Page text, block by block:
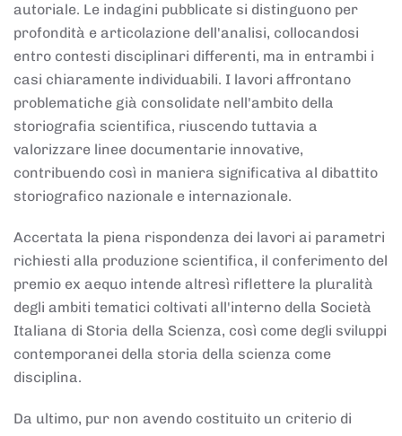
autoriale. Le indagini pubblicate si distinguono per
profondità e articolazione dell'analisi, collocandosi
entro contesti disciplinari differenti, ma in entrambi i
casi chiaramente individuabili. I lavori affrontano
problematiche già consolidate nell'ambito della
storiografia scientifica, riuscendo tuttavia a
valorizzare linee documentarie innovative,
contribuendo così in maniera significativa al dibattito
storiografico nazionale e internazionale.
Accertata la piena rispondenza dei lavori ai parametri
richiesti alla produzione scientifica, il conferimento del
premio ex aequo intende altresì riflettere la pluralità
degli ambiti tematici coltivati all'interno della Società
Italiana di Storia della Scienza, così come degli sviluppi
contemporanei della storia della scienza come
disciplina.
Da ultimo, pur non avendo costituito un criterio di